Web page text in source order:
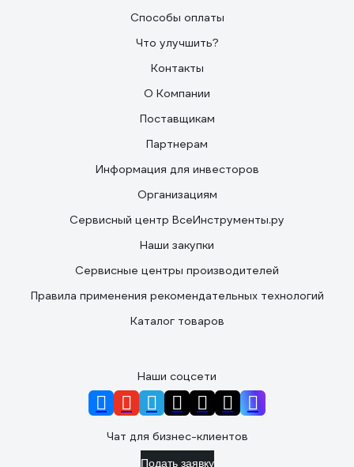
Способы оплаты
Что улучшить?
Контакты
О Компании
Поставщикам
Партнерам
Информация для инвесторов
Организациям
Сервисный центр ВсеИнструменты.ру
Наши закупки
Сервисные центры производителей
Правила применения рекомендательных технологий
Каталог товаров
Наши соцсети
Чат для бизнес-клиентов
Подать заявку